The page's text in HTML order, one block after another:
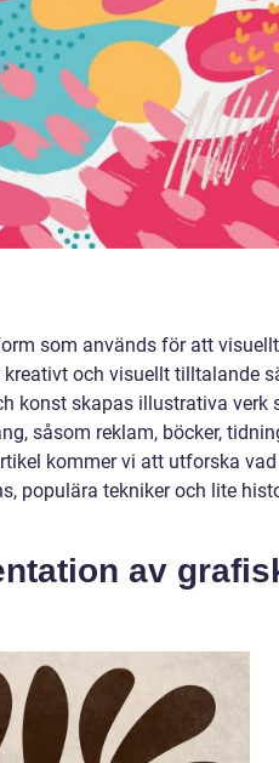
som används för att visuellt
och visuellt tilltalande
konst skapas illustrativa verk
såsom reklam, böcker,
kommer vi att utforska
populära tekniker och lite
av